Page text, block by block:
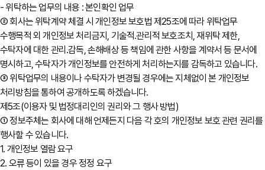
- 위탁하는 업무의 내용 : 본인확인 업무
② 회사는 위탁계약 체결 시 개인정보 보호법 제25조에 따라 위탁업무
수행목적 외 개인정보 처리금지, 기술적․관리적 보호조치, 재위탁 제한,
수탁자에 대한 관리․감독, 손해배상 등 책임에 관한 사항을 계약서 등 문서에
명시하고, 수탁자가 개인정보를 안전하게 처리하는지를 감독하고 있습니다.
③ 위탁업무의 내용이나 수탁자가 변경될 경우에는 지체없이 본 개인정보
처리방침을 통하여 공개하도록 하겠습니다.
제5조(이용자 및 법정대리인의 권리와 그 행사 방법)
① 정보주체는 회사에 대해 언제든지 다음 각 호의 개인정보 보호 관련 권리를
행사할 수 있습니다.
1. 개인정보 열람 요구
2. 오류 등이 있을 경우 정정 요구